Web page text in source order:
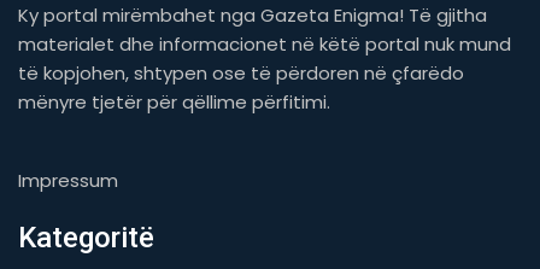
Ky portal mirëmbahet nga Gazeta Enigma! Të gjitha
materialet dhe informacionet në këtë portal nuk mund
të kopjohen, shtypen ose të përdoren në çfarëdo
mënyre tjetër për qëllime përfitimi.
Impressum
Kategoritë